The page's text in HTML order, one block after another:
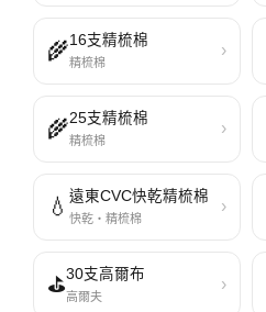
🌾16支精梳棉
精梳棉
›
🌾25支精梳棉
精梳棉
›
💧 遠東CVC快乾精梳棉
快乾・精梳棉
›
⛳30支高爾布
高爾夫
›